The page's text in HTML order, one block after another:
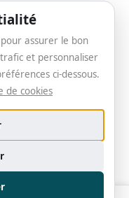
assurer le bon
et personnaliser
ci-dessous.
de cookies